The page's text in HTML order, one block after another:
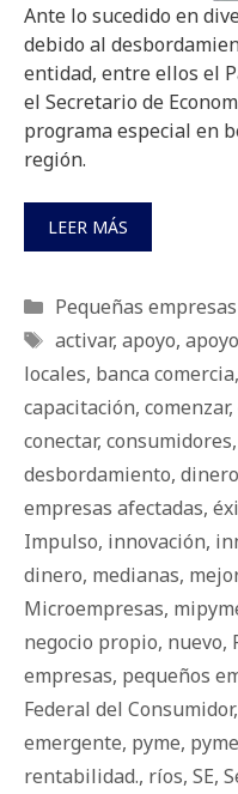
Ante lo sucedido en
debido al
entidad, entre ellos el
el Secretario de
programa especial en
región.
LEER MÁS
Categorías
Pequeñas empresas
Etiquetas
activar, apoyo,
locales, banca comercia,
capacitación, comenzar,
conectar, consumidores,
desbordamiento, dinero
empresas afectadas,
Impulso, innovación,
dinero, medianas, mejor
Microempresas,
negocio propio, nuevo,
empresas, pequeños
Federal del Consumidor,
emergente, pyme,
rentabilidad., ríos, SE,